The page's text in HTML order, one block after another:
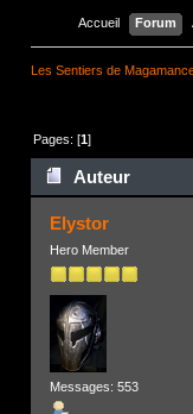
Accueil Forum
Les Sentiers de
Pages: [1]
Auteur
Elystor
Hero Member
Messages: 553